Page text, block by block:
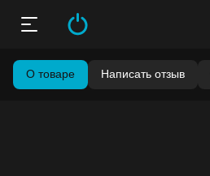
О товаре Написать отзыв